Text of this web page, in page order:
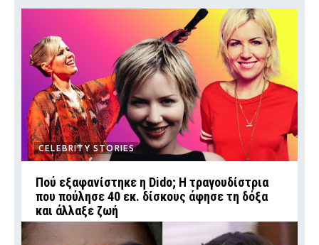
CELEBRITY STORIES
Πού εξαφανίστηκε η Dido; Η τραγουδίστρια
που πούλησε 40 εκ. δίσκους άφησε τη δόξα
και άλλαξε ζωή